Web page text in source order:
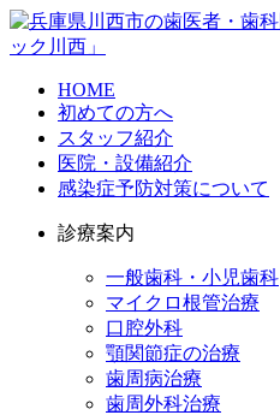
HOME
初めての方へ
スタッフ紹介
医院・設備紹介
感染症予防対策について
診療案内
一般歯科・小児歯科
マイクロ根管治療
口腔外科
顎関節症の治療
歯周病治療
歯周外科治療